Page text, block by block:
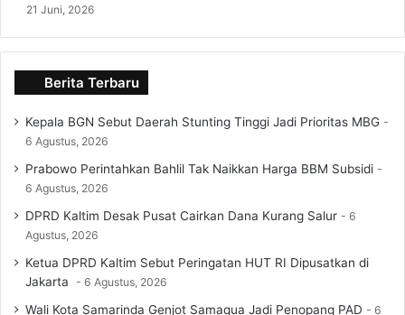
21 Juni, 2026
Berita Terbaru
Kepala BGN Sebut Daerah Stunting Tinggi Jadi Prioritas MBG
6 Agustus, 2026
Prabowo Perintahkan Bahlil Tak Naikkan Harga BBM Subsidi
6 Agustus, 2026
DPRD Kaltim Desak Pusat Cairkan Dana Kurang Salur
6
Agustus, 2026
Ketua DPRD Kaltim Sebut Peringatan HUT RI Dipusatkan di
Jakarta
6 Agustus, 2026
Wali Kota Samarinda Genjot Samaqua Jadi Penopang PAD
6